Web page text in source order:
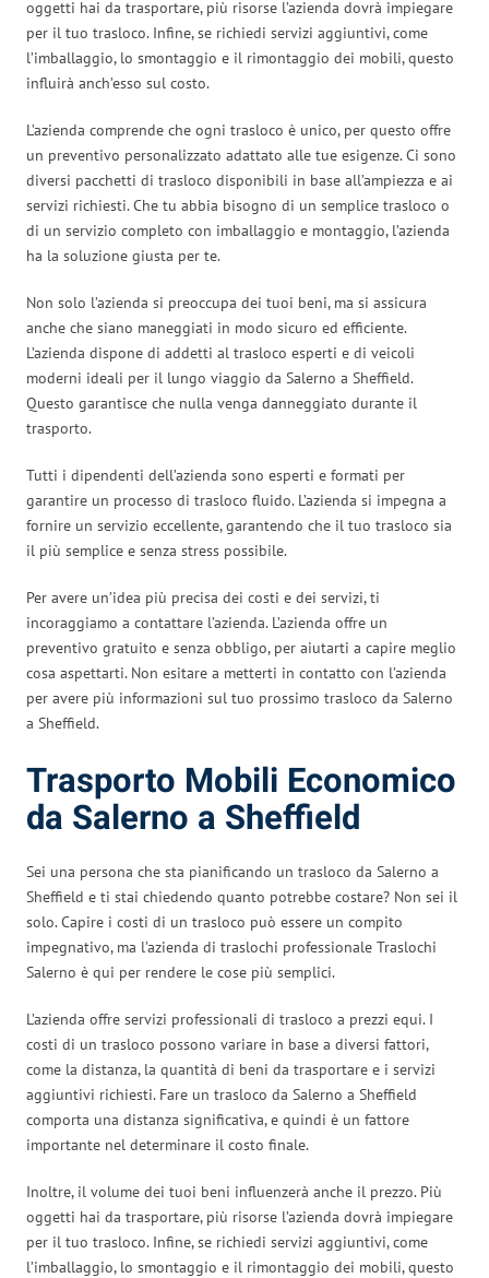
oggetti hai da trasportare, più risorse l’azienda dovrà impiegare
per il tuo trasloco. Infine, se richiedi servizi aggiuntivi, come
l’imballaggio, lo smontaggio e il rimontaggio dei mobili, questo
influirà anch’esso sul costo.
L’azienda comprende che ogni trasloco è unico, per questo offre
un preventivo personalizzato adattato alle tue esigenze. Ci sono
diversi pacchetti di trasloco disponibili in base all’ampiezza e ai
servizi richiesti. Che tu abbia bisogno di un semplice trasloco o
di un servizio completo con imballaggio e montaggio, l’azienda
ha la soluzione giusta per te.
Non solo l’azienda si preoccupa dei tuoi beni, ma si assicura
anche che siano maneggiati in modo sicuro ed efficiente.
L’azienda dispone di addetti al trasloco esperti e di veicoli
moderni ideali per il lungo viaggio da Salerno a Sheffield.
Questo garantisce che nulla venga danneggiato durante il
trasporto.
Tutti i dipendenti dell’azienda sono esperti e formati per
garantire un processo di trasloco fluido. L’azienda si impegna a
fornire un servizio eccellente, garantendo che il tuo trasloco sia
il più semplice e senza stress possibile.
Per avere un’idea più precisa dei costi e dei servizi, ti
incoraggiamo a contattare l’azienda. L’azienda offre un
preventivo gratuito e senza obbligo, per aiutarti a capire meglio
cosa aspettarti. Non esitare a metterti in contatto con l’azienda
per avere più informazioni sul tuo prossimo trasloco da Salerno
a Sheffield.
Trasporto Mobili Economico
da Salerno a Sheffield
Sei una persona che sta pianificando un trasloco da Salerno a
Sheffield e ti stai chiedendo quanto potrebbe costare? Non sei il
solo. Capire i costi di un trasloco può essere un compito
impegnativo, ma l’azienda di traslochi professionale Traslochi
Salerno è qui per rendere le cose più semplici.
L’azienda offre servizi professionali di trasloco a prezzi equi. I
costi di un trasloco possono variare in base a diversi fattori,
come la distanza, la quantità di beni da trasportare e i servizi
aggiuntivi richiesti. Fare un trasloco da Salerno a Sheffield
comporta una distanza significativa, e quindi è un fattore
importante nel determinare il costo finale.
Inoltre, il volume dei tuoi beni influenzerà anche il prezzo. Più
oggetti hai da trasportare, più risorse l’azienda dovrà impiegare
per il tuo trasloco. Infine, se richiedi servizi aggiuntivi, come
l’imballaggio, lo smontaggio e il rimontaggio dei mobili, questo